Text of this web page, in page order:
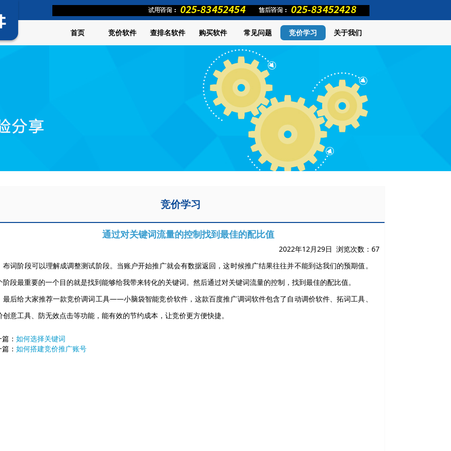
首页 竞价软件 查排名软件 购买软件 常见问题 竞价学习 关于我们
竞价学习
通过对关键词流量的控制找到最佳的配比值
2022年12月29日 浏览次数： 67
布词阶段可以理解成调整测试阶段。当账户开始推广就会有数据返回，这时候推广结果往往并不能到达我们的预期值。
阶段最重要的一个目的就是找到能够给我带来转化的关键词。然后通过对关键词流量的控制，找到最佳的配比值。
最后给大家推荐一款竞价调词工具——小脑袋智能竞价软件，这款百度推广调词软件包含了自动调价软件、拓词工具、
创意工具、防无效点击等功能，能有效的节约成本，让竞价更方便快捷。
： 如何选择关键词
： 如何搭建竞价推广账号